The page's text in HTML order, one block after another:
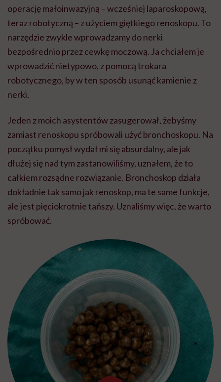
operację małoinwazyjną – wcześniej laparoskopową,
teraz robotyczną – z użyciem giętkiego renoskopu. To
narzędzie zwykle wprowadzamy do nerki
bezpośrednio przez cewkę moczową. Ja chciałem je
wprowadzić nietypowo, z pomocą trokara
robotycznego, by w ten sposób usunąć kamienie z
nerki.
Jeden z moich asystentów zasugerował, żebyśmy
zamiast renoskopu spróbowali użyć bronchoskopu. Na
początku pomysł wydał mi się absurdalny, ale jak
dłużej się nad tym zastanowiliśmy, uznałem, że to
całkiem rozsądne rozwiązanie. Bronchoskop działa
dokładnie tak samo jak renoskop, ma te same funkcje,
ale jest pięciokrotnie tańszy. Uznaliśmy więc, że warto
spróbować.